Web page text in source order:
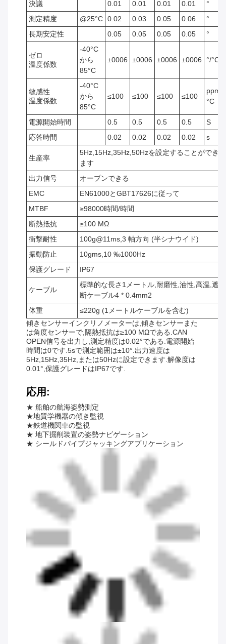
決議 0.01 0.01 0.01 0.01
°
測定精度
@25°C 0.02 0.03 0.05 0.06
°
長期安定性
0.05 0.05 0.05 0.05 °
ゼロ
温度係数
-40°C
から
85°C
±0006 ±0006 ±0006 ±0006 °/°C
敏感性
温度係数
-40°C
から
85°C
≤100 ≤100 ≤100 ≤100
ppm/
°C
電源開始時間 0.5 0.5 0.5 0.5
S
応答時間
0.02 0.02 0.02 0.02 s
生産率
5Hz,15Hz,35Hz,50Hzを設定することができ
ます
出力信号
オープンできる
EMC
EN61000とGBT17626に従って
MTBF
≥98000時間/時間
断熱抵抗
≥100 MΩ
衝撃耐性
100g@11ms,3 軸方向 (半シナウイド)
振動防止
10gms,10 ‰1000Hz
保護グレード
IP67
ケーブル
標準的な長さ1メートル,耐磨性,油性,高温,遮
断ケーブル4 * 0.4mm2
体重
≤220g (1メートルケーブルを含む)
傾きセンサーインクリノメーターは,傾きセンサーまた
は角度センサーで,隔熱抵抗は≥100 MΩである.CAN
OPEN信号を出力し,測定精度は0.02°である.電源開始
時間は0です.5sで測定範囲は±10°.出力速度は
5Hz,15Hz,35Hz,または50Hzに設定できます.解像度は
0.01°,保護グレードはIP67です.
応用:
★ 船舶の航海姿勢測定
★地質学機器の傾き監視
★鉄道機関車の監視
★ 地下掘削装置の姿勢ナビゲーション
★ シールドパイプジャッキングアプリケーション